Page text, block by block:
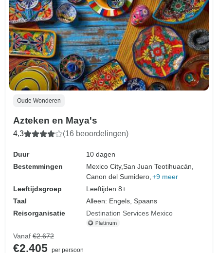
Oude Wonderen
Azteken en Maya's
4,3 (16 beoordelingen)
Duur
10 dagen
Bestemmingen
Mexico City,San Juan Teotihuacán,
Canon del Sumidero, +9 meer
Leeftijdsgroep
Leeftijden 8+
Taal
Alleen: Engels, Spaans
Reisorganisatie
Destination Services Mexico
Vanaf €2.672
€2.405 per persoon